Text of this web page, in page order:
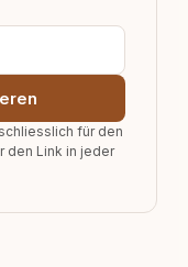
für den
den Link in jeder